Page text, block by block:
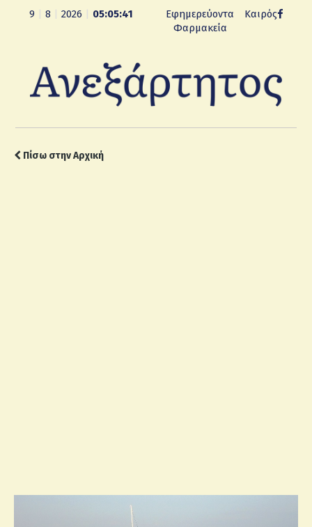
9 8 2026 05:05:43
Εφημερεύοντα
Φαρμακεία
Καιρός
Πίσω στην Αρχική